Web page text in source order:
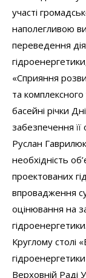
участі
наполегливою
переведення
«Сприяння
та
басейні річки
забезпечення її
Руслан
необхідність
проектованих
впровадження
оцінювання на
Круглому столі
Верховній Раді